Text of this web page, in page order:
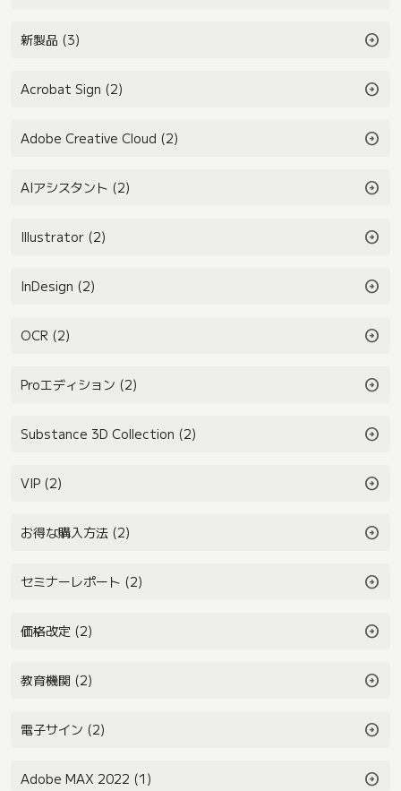
新製品 (3) arrow_circle_right
Acrobat Sign (2) arrow_circle_right
Adobe Creative Cloud (2) arrow_circle_right
AIアシスタント (2) arrow_circle_right
Illustrator (2) arrow_circle_right
InDesign (2) arrow_circle_right
OCR (2) arrow_circle_right
Proエディション (2) arrow_circle_right
Substance 3D Collection (2) arrow_circle_right
VIP (2) arrow_circle_right
お得な購入方法 (2) arrow_circle_right
セミナーレポート (2) arrow_circle_right
価格改定 (2) arrow_circle_right
教育機関 (2) arrow_circle_right
電子サイン (2) arrow_circle_right
Adobe MAX 2022 (1) arrow_circle_right